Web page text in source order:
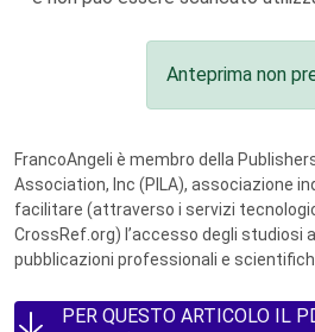
Anteprima non
FrancoAngeli è membro della
Association, Inc (PILA), associazione
facilitare (attraverso i servizi
CrossRef.org) l’accesso degli studiosi
pubblicazioni professionali e
PER QUESTO ARTICOLO IL